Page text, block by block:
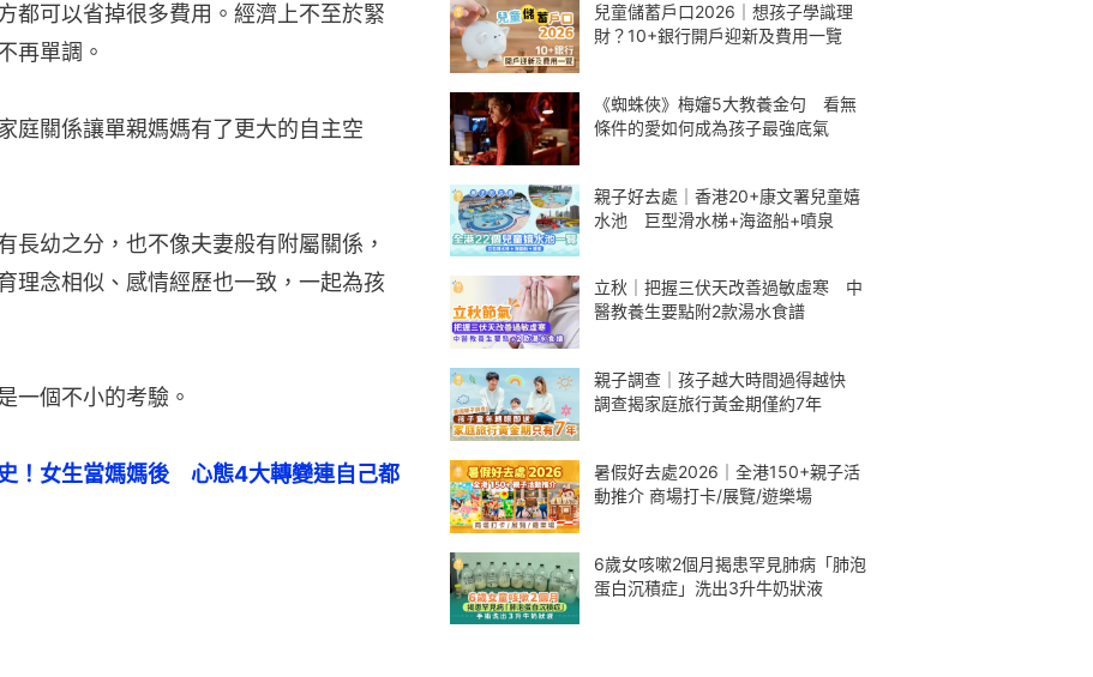
都可以省掉很多費用。經濟上不至於緊
再單調。
庭關係讓單親媽媽有了更大的自主空
長幼之分，也不像夫妻般有附屬關係，
理念相似、感情經歷也一致，一起為孩
一個不小的考驗。
！女生當媽媽後　心態4大轉變連自己都
兒童儲蓄戶口2026｜想孩子學識理
財？10+銀行開戶迎新及費用一覽
《蜘蛛俠》梅嬸5大教養金句 看無
條件的愛如何成為孩子最強底氣
親子好去處｜香港20+康文署兒童嬉
水池 巨型滑水梯+海盜船+噴泉
立秋｜把握三伏天改善過敏虛寒 中
醫教養生要點附2款湯水食譜
親子調查｜孩子越大時間過得越快
調查揭家庭旅行黃金期僅約7年
暑假好去處2026｜全港150+親子活
動推介 商場打卡/展覽/遊樂場
6歲女咳嗽2個月揭患罕見肺病「肺泡
蛋白沉積症」洗出3升牛奶狀液